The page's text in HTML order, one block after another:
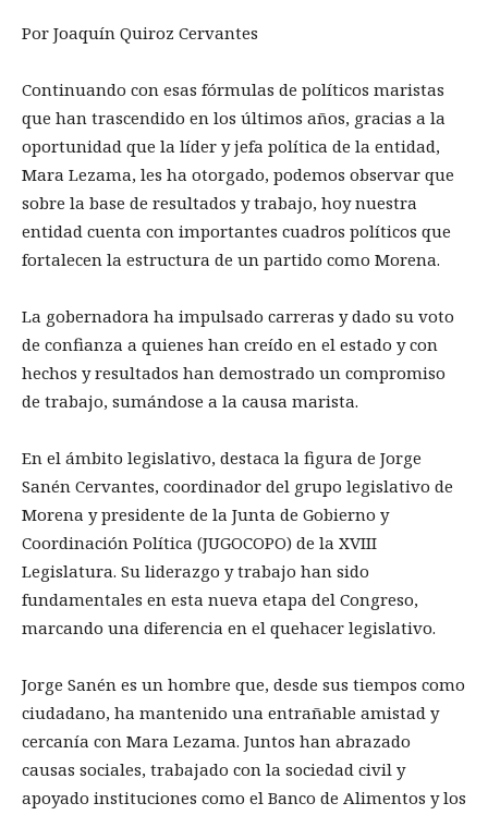
Por Joaquín Quiroz Cervantes
Continuando con esas fórmulas de políticos maristas
que han trascendido en los últimos años, gracias a la
oportunidad que la líder y jefa política de la entidad,
Mara Lezama, les ha otorgado, podemos observar que
sobre la base de resultados y trabajo, hoy nuestra
entidad cuenta con importantes cuadros políticos que
fortalecen la estructura de un partido como Morena.
La gobernadora ha impulsado carreras y dado su voto
de confianza a quienes han creído en el estado y con
hechos y resultados han demostrado un compromiso
de trabajo, sumándose a la causa marista.
En el ámbito legislativo, destaca la figura de Jorge
Sanén Cervantes, coordinador del grupo legislativo de
Morena y presidente de la Junta de Gobierno y
Coordinación Política (JUGOCOPO) de la XVIII
Legislatura. Su liderazgo y trabajo han sido
fundamentales en esta nueva etapa del Congreso,
marcando una diferencia en el quehacer legislativo.
Jorge Sanén es un hombre que, desde sus tiempos como
ciudadano, ha mantenido una entrañable amistad y
cercanía con Mara Lezama. Juntos han abrazado
causas sociales, trabajado con la sociedad civil y
apoyado instituciones como el Banco de Alimentos y los